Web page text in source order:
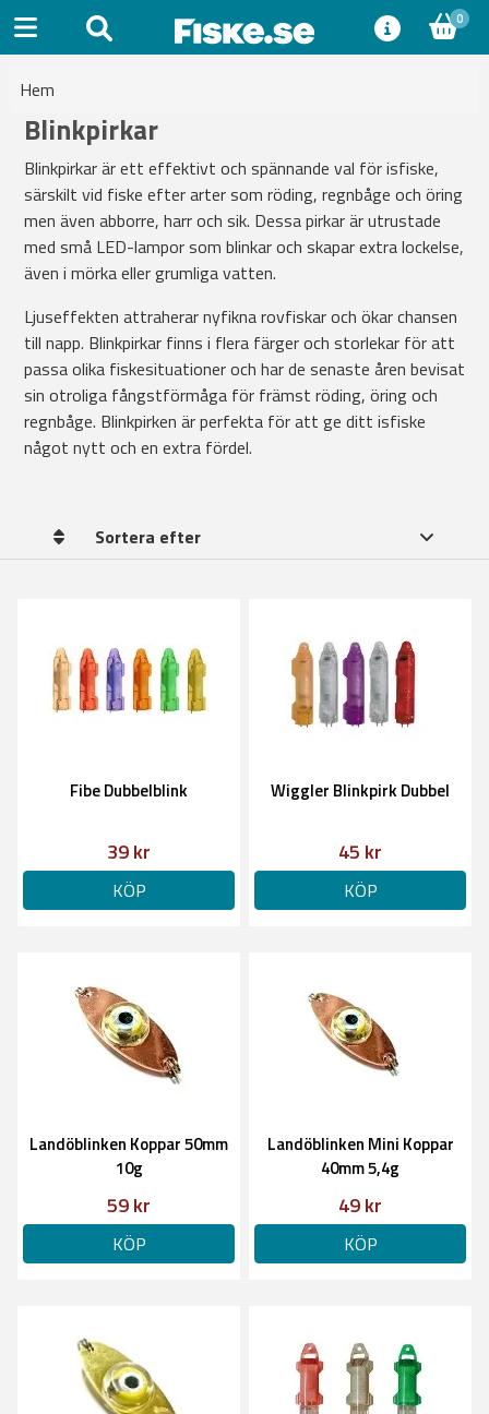
0
Hem
Blinkpirkar
Blinkpirkar är ett effektivt och spännande val för isfiske,
särskilt vid fiske efter arter som röding, regnbåge och öring
men även abborre, harr och sik. Dessa pirkar är utrustade
med små LED-lampor som blinkar och skapar extra lockelse,
även i mörka eller grumliga vatten.
Ljuseffekten attraherar nyfikna rovfiskar och ökar chansen
till napp. Blinkpirkar finns i flera färger och storlekar för att
passa olika fiskesituationer och har de senaste åren bevisat
sin otroliga fångstförmåga för främst röding, öring och
regnbåge. Blinkpirken är perfekta för att ge ditt isfiske
något nytt och en extra fördel.
Sortera efter
Fibe Dubbelblink
39 kr
KÖP
Wiggler Blinkpirk Dubbel
45 kr
KÖP
Landöblinken Koppar 50mm
10g
59 kr
KÖP
Landöblinken Mini Koppar
40mm 5,4g
49 kr
KÖP